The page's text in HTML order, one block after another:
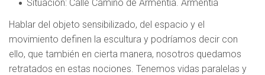
Situación: Calle Camino de Armentia. Armentia
Hablar del objeto sensibilizado, del espacio y el
movimiento definen la escultura y podríamos decir con
ello, que también en cierta manera, nosotros quedamos
retratados en estas nociones. Tenemos vidas paralelas y